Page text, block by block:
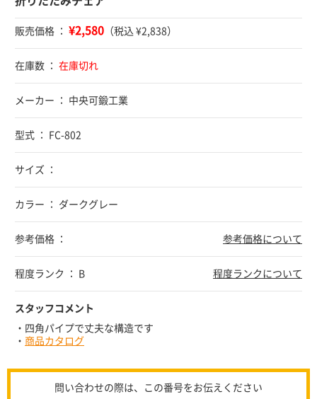
販売価格 ： ¥2,580 （税込 ¥2,838）
在庫数 ： 在庫切れ
メーカー ： 中央可鍛工業
型式 ： FC-802
サイズ ：
カラー ： ダークグレー
参考価格 ： 参考価格について
程度ランク ： B 程度ランクについて
スタッフコメント
・四角パイプで丈夫な構造です
・ 商品カタログ
問い合わせの際は、この番号をお伝えください